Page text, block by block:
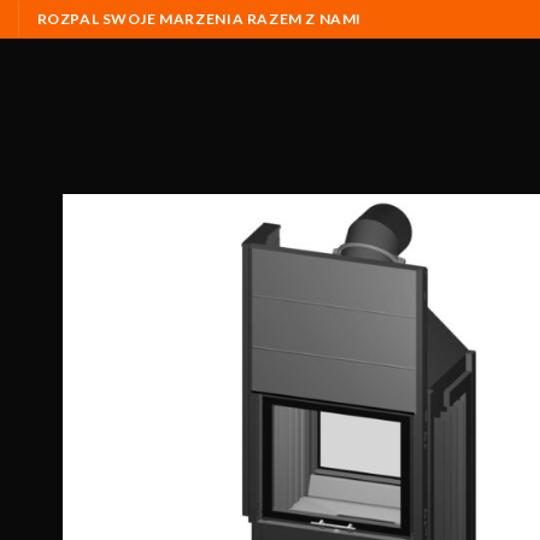
ROZPAL SWOJE MARZENIA RAZEM Z NAMI